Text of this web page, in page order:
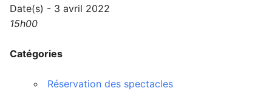
Date(s) - 3 avril 2022
15h00
Catégories
Réservation des spectacles